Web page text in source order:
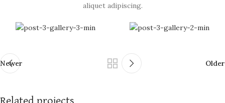
aliquet adipiscing.
Newer Older